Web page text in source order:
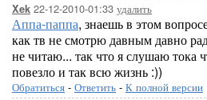
Xek 22-12-2010-01:33 удалить
Аппа-паппа, знаешь в этом
как тв не смотрю давным давно
не читаю... так что я слушаю
повезло и так всю жизнь :))
Обратиться - Ответить - К полной версии